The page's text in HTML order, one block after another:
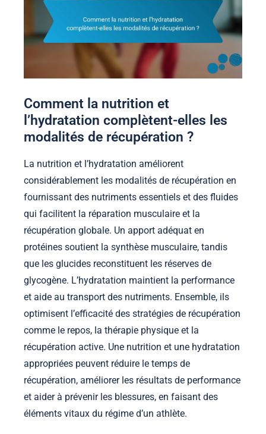
Comment la nutrition et
l’hydratation complètent-elles les
modalités de récupération ?
La nutrition et l’hydratation améliorent
considérablement les modalités de récupération en
fournissant des nutriments essentiels et des fluides
qui facilitent la réparation musculaire et la
récupération globale. Un apport adéquat en
protéines soutient la synthèse musculaire, tandis
que les glucides reconstituent les réserves de
glycogène. L’hydratation maintient la performance
et aide au transport des nutriments. Ensemble, ils
optimisent l’efficacité des stratégies de récupération
comme le repos, la thérapie physique et la
récupération active. Une nutrition et une hydratation
appropriées peuvent réduire le temps de
récupération, améliorer les résultats de performance
et aider à prévenir les blessures, en faisant des
éléments vitaux du régime d’un athlète.